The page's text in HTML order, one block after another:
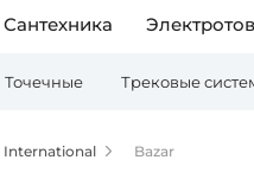
Сантехника
Точечные Трековые
International Bazar